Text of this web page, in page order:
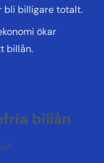
bli billigare totalt.
ökar
billån.
billån